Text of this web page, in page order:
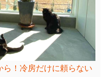
ら！冷房だけに頼らない